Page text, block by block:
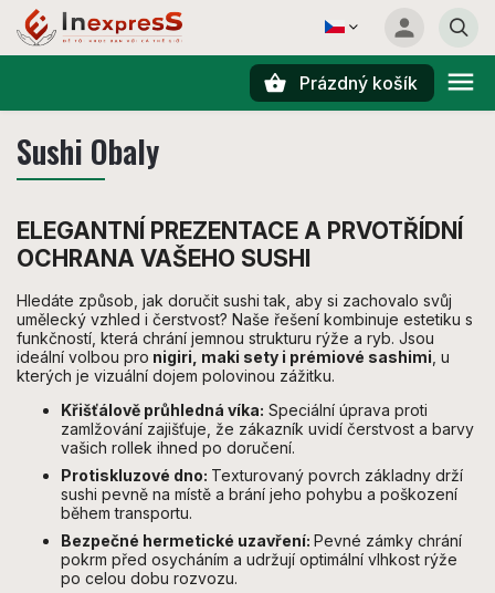
Prázdný košík
Sushi Obaly
ELEGANTNÍ PREZENTACE A PRVOTŘÍDNÍ
OCHRANA VAŠEHO SUSHI
Hledáte způsob, jak doručit sushi tak, aby si zachovalo svůj
umělecký vzhled i čerstvost? Naše řešení kombinuje estetiku s
funkčností, která chrání jemnou strukturu rýže a ryb. Jsou
ideální volbou pro nigiri, maki sety i prémiové sashimi, u
kterých je vizuální dojem polovinou zážitku.
Křišťálově průhledná víka: Speciální úprava proti
zamlžování zajišťuje, že zákazník uvidí čerstvost a barvy
vašich rollek ihned po doručení.
Protiskluzové dno: Texturovaný povrch základny drží
sushi pevně na místě a brání jeho pohybu a poškození
během transportu.
Bezpečné hermetické uzavření: Pevné zámky chrání
pokrm před osycháním a udržují optimální vlhkost rýže
po celou dobu rozvozu.